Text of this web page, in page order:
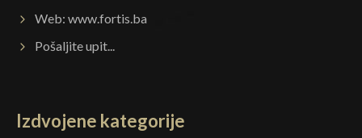
Web: www.fortis.ba
Pošaljite upit...
Izdvojene kategorije